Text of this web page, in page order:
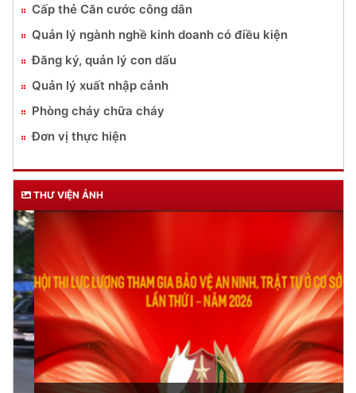
Cấp thẻ Căn cước công dân
Quản lý ngành nghề kinh doanh có điều kiện
Đăng ký, quản lý con dấu
Quản lý xuất nhập cảnh
Phòng cháy chữa cháy
Đơn vị thực hiện
THƯ VIỆN ẢNH